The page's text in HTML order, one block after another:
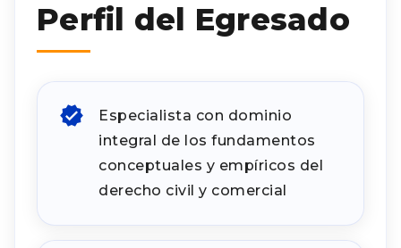
Perfil del Egresado
Especialista con dominio
integral de los fundamentos
conceptuales y empíricos del
derecho civil y comercial